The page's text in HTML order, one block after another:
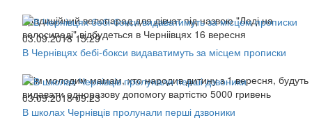
Традиційний велопарад для дівчат під назвою "Леді на
велосипеді" відбудеться в Черніівцях 16 вересня
03.09.2018 15:29
В Чернівцях бебі-бокси видаватимуть за місцем прописки
Всім молодим мамам, хто народив дитину з 1 вересня, будуть
видавати одноразову допомогу вартістю 5000 гривень
03.09.2018 09:23
В школах Чернівців пролунали перші дзвоники